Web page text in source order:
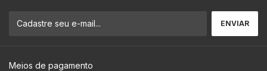
Meios de pagamento